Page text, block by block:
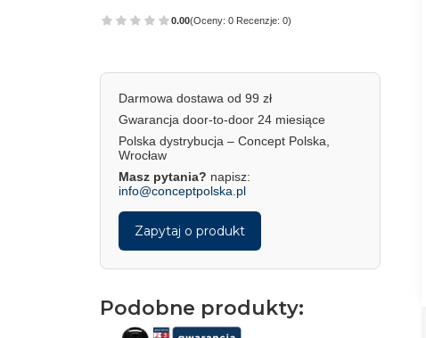
0.00(Oceny: 0 Recenzje: 0)
Darmowa dostawa od 99 zł
Gwarancja door-to-door 24 miesiące
Polska dystrybucja – Concept Polska,
Wrocław
Masz pytania? napisz:
info@conceptpolska.pl
Zapytaj o produkt
Podobne produkty: